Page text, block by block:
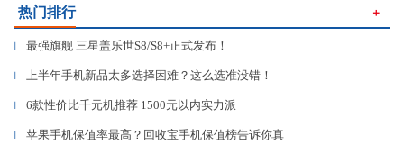
热门排行 ＋
▎ 最强旗舰 三星盖乐世S8/S8+正式发布！
▎ 上半年手机新品太多选择困难？这么选准没错！
▎ 6款性价比千元机推荐 1500元以内实力派
▎ 苹果手机保值率最高？回收宝手机保值榜告诉你真